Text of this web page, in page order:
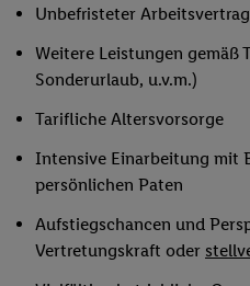
Unbefristeter
Weitere Leistungen gemäß
Sonderurlaub, u.v.m.)
Tarifliche Altersvorsorge
Intensive Einarbeitung mit
persönlichen Paten
Aufstiegschancen und
Vertretungskraft oder